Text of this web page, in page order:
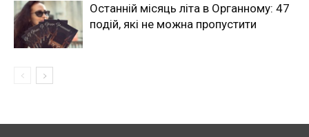
Останній місяць літа в Органному: 47
подій, які не можна пропустити